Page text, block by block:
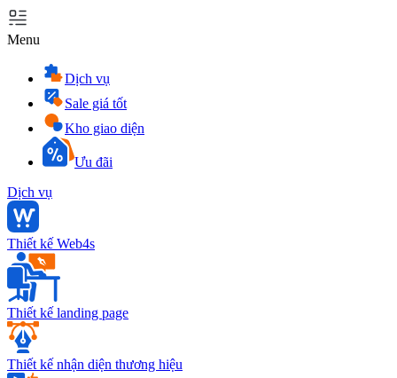
Menu
Dịch vụ
Sale giá tốt
Kho giao diện
Ưu đãi
Dịch vụ
Thiết kế Web4s
Thiết kế landing page
Thiết kế nhận diện thương hiệu